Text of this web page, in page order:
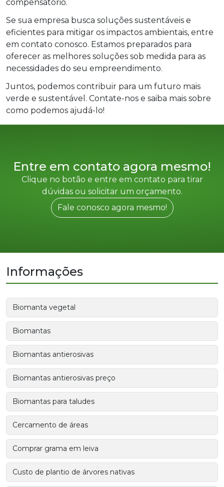
compensatório.
Se sua empresa busca soluções sustentáveis e
eficientes para mitigar os impactos ambientais, entre
em contato conosco. Estamos preparados para
oferecer as melhores soluções sob medida para as
necessidades do seu empreendimento.
Juntos, podemos contribuir para um futuro mais
verde e sustentável. Contate-nos e saiba mais sobre
como podemos ajudá-lo!
Entre em contato agora mesmo!
Clique no botão e entre em contato para tirar
dúvidas ou solicitar um orçamento.
Fale conosco agora mesmo!
Informações
Biomanta vegetal
Biomantas
Biomantas antierosivas
Biomantas antierosivas preço
Biomantas para taludes
Cercamento de áreas
Comprar grama em leiva
Custo de plantio de árvores nativas